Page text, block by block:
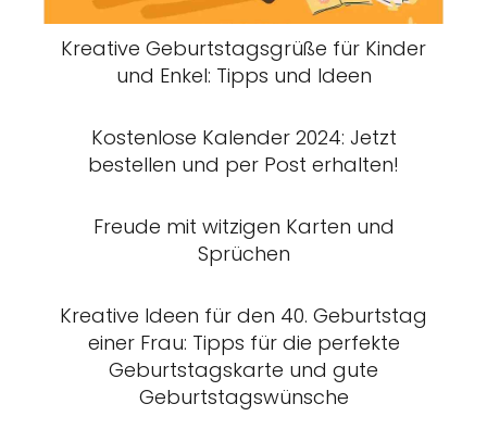
Kreative Geburtstagsgrüße für Kinder
und Enkel: Tipps und Ideen
Kostenlose Kalender 2024: Jetzt
bestellen und per Post erhalten!
Freude mit witzigen Karten und
Sprüchen
Kreative Ideen für den 40. Geburtstag
einer Frau: Tipps für die perfekte
Geburtstagskarte und gute
Geburtstagswünsche